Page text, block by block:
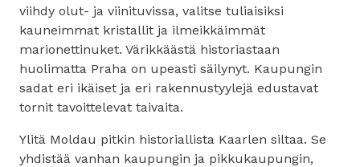
viihdy olut- ja viinituvissa, valitse tuliaisiksi
kauneimmat kristallit ja ilmeikkäimmät
marionettinuket. Värikkäästä historiastaan
huolimatta Praha on upeasti säilynyt. Kaupungin
sadat eri ikäiset ja eri rakennustyylejä edustavat
tornit tavoittelevat taivaita.
Ylitä Moldau pitkin historiallista Kaarlen siltaa. Se
yhdistää vanhan kaupungin ja pikkukaupungin,